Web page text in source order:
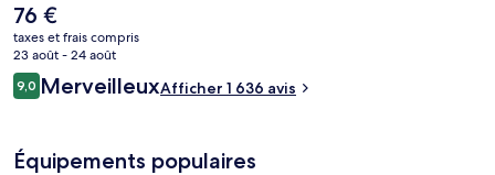
une très courte distance à pied des transports publics : Arrêt de
métro léger St Peter's Square se trouve à 9 min et Arrêt de métro
léger Piccadilly Gardens, à 11 min.
Le
prix
actuel
est
de
76 €
taxes et frais compris
23 août - 24 août
Avis
voyageurs
9,09,0 sur 10
MerveilleuxAfficher 1 636 avis
Équipements populaires